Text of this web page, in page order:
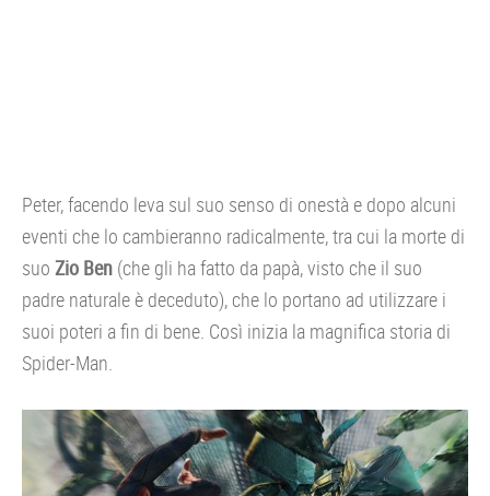
Peter, facendo leva sul suo senso di onestà e dopo alcuni
eventi che lo cambieranno radicalmente, tra cui la morte di
suo Zio Ben (che gli ha fatto da papà, visto che il suo
padre naturale è deceduto), che lo portano ad utilizzare i
suoi poteri a fin di bene. Così inizia la magnifica storia di
Spider-Man.